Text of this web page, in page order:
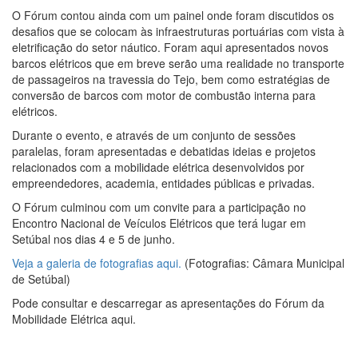
O Fórum contou ainda com um painel onde foram discutidos os
desafios que se colocam às infraestruturas portuárias com vista à
eletrificação do setor náutico. Foram aqui apresentados novos
barcos elétricos que em breve serão uma realidade no transporte
de passageiros na travessia do Tejo, bem como estratégias de
conversão de barcos com motor de combustão interna para
elétricos.
Durante o evento, e através de um conjunto de sessões
paralelas, foram apresentadas e debatidas ideias e projetos
relacionados com a mobilidade elétrica desenvolvidos por
empreendedores, academia, entidades públicas e privadas.
O Fórum culminou com um convite para a participação no
Encontro Nacional de Veículos Elétricos que terá lugar em
Setúbal nos dias 4 e 5 de junho.
Veja a galeria de fotografias aqui. (Fotografias: Câmara Municipal
de Setúbal)
Pode consultar e descarregar as apresentações do Fórum da
Mobilidade Elétrica aqui.